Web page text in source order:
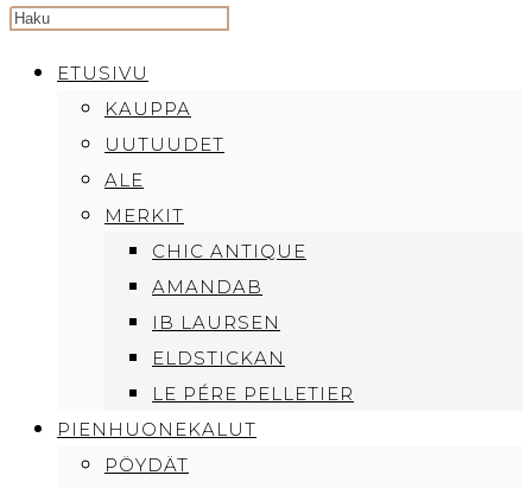
Search
websiteETUSIVU
KAUPPA
UUTUUDET
ALE
MERKIT
CHIC ANTIQUE
AMANDAB
IB LAURSEN
ELDSTICKAN
LE PÉRE PELLETIER
PIENHUONEKALUT
PÖYDÄT